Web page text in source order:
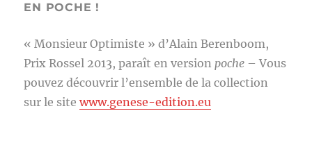
EN POCHE !
« Monsieur Optimiste » d’Alain Berenboom,
Prix Rossel 2013, paraît en version poche – Vous
pouvez découvrir l’ensemble de la collection
sur le sitewww.genese-edition.eu